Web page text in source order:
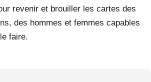
revenir et brouiller les cartes des
des hommes et femmes capables
faire.